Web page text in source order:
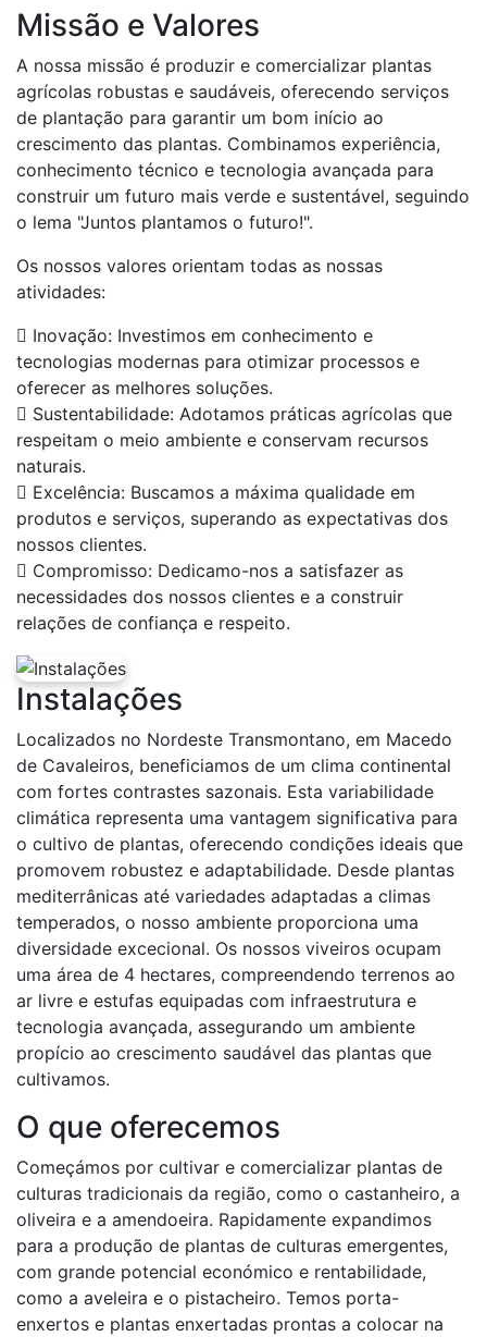
Missão e Valores
A nossa missão é produzir e comercializar plantas
agrícolas robustas e saudáveis, oferecendo serviços
de plantação para garantir um bom início ao
crescimento das plantas. Combinamos experiência,
conhecimento técnico e tecnologia avançada para
construir um futuro mais verde e sustentável, seguindo
o lema "Juntos plantamos o futuro!".
Os nossos valores orientam todas as nossas
atividades:
Inovação: Investimos em conhecimento e
tecnologias modernas para otimizar processos e
oferecer as melhores soluções.
Sustentabilidade: Adotamos práticas agrícolas que
respeitam o meio ambiente e conservam recursos
naturais.
Excelência: Buscamos a máxima qualidade em
produtos e serviços, superando as expectativas dos
nossos clientes.
Compromisso: Dedicamo-nos a satisfazer as
necessidades dos nossos clientes e a construir
relações de confiança e respeito.
Instalações
Localizados no Nordeste Transmontano, em Macedo
de Cavaleiros, beneficiamos de um clima continental
com fortes contrastes sazonais. Esta variabilidade
climática representa uma vantagem significativa para
o cultivo de plantas, oferecendo condições ideais que
promovem robustez e adaptabilidade. Desde plantas
mediterrânicas até variedades adaptadas a climas
temperados, o nosso ambiente proporciona uma
diversidade excecional. Os nossos viveiros ocupam
uma área de 4 hectares, compreendendo terrenos ao
ar livre e estufas equipadas com infraestrutura e
tecnologia avançada, assegurando um ambiente
propício ao crescimento saudável das plantas que
cultivamos.
O que oferecemos
Começámos por cultivar e comercializar plantas de
culturas tradicionais da região, como o castanheiro, a
oliveira e a amendoeira. Rapidamente expandimos
para a produção de plantas de culturas emergentes,
com grande potencial económico e rentabilidade,
como a aveleira e o pistacheiro. Temos porta-
enxertos e plantas enxertadas prontas a colocar na